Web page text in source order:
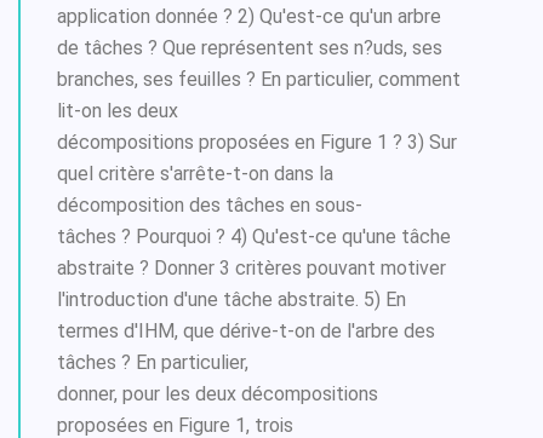
application donnée ? 2) Qu'est-ce qu'un arbre
de tâches ? Que représentent ses n?uds, ses
branches, ses feuilles ? En particulier, comment
lit-on les deux
décompositions proposées en Figure 1 ? 3) Sur
quel critère s'arrête-t-on dans la
décomposition des tâches en sous-
tâches ? Pourquoi ? 4) Qu'est-ce qu'une tâche
abstraite ? Donner 3 critères pouvant motiver
l'introduction d'une tâche abstraite. 5) En
termes d'IHM, que dérive-t-on de l'arbre des
tâches ? En particulier,
donner, pour les deux décompositions
proposées en Figure 1, trois